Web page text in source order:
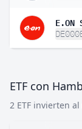
E.ON
ETF con
2 ETF invierten